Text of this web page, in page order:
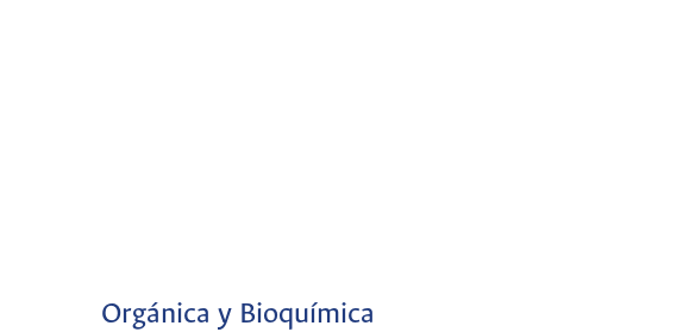
Orgánica y Bioquímica